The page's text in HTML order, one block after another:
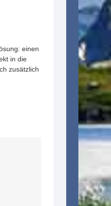
einen
in die
zusätzlich